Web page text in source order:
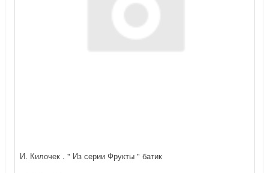
И. Килочек . " Из серии Фрукты " батик